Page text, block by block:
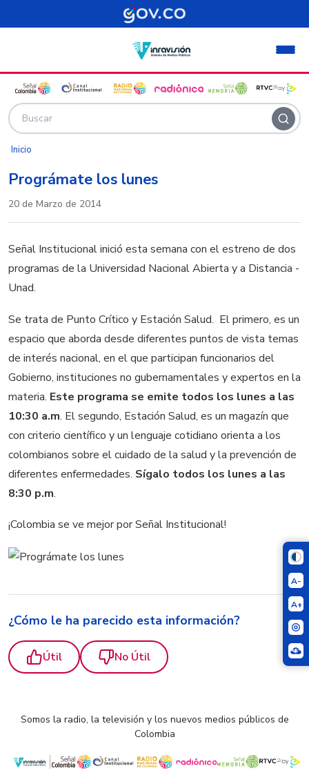
Pasar al contenido principal
A-
A+
Inicio
Prográmate los lunes
20 de Marzo de 2014
Señal Institucional inició esta semana con el estreno de dos
programas de la Universidad Nacional Abierta y a Distancia -
Unad.
Se trata de Punto Crítico y Estación Salud. El primero, es un
espacio que aborda desde diferentes puntos de vista temas
de interés nacional, en el que participan funcionarios del
Gobierno, instituciones no gubernamentales y expertos en la
materia. Este programa se emite todos los lunes a las
10:30 a.m. El segundo, Estación Salud, es un magazín que
con criterio científico y un lenguaje cotidiano orienta a los
colombianos sobre el cuidado de la salud y la prevención de
diferentes enfermedades. Sígalo todos los lunes a las
8:30 p.m.
¡Colombia se ve mejor por Señal Institucional!
¿Cómo le ha parecido esta información?
Útil No Útil
Somos la radio, la televisión y los nuevos medios públicos de
Colombia